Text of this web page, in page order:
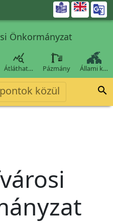

Önkormányzat

Átláthat… Pázmány Állami k…
közül 